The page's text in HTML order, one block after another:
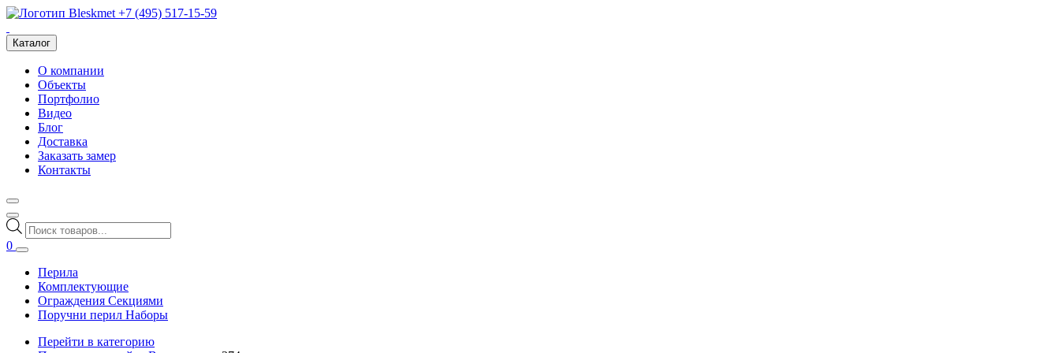
+7 (495) 517-15-59
Каталог
О компании
Объекты
Портфолио
Видео
Блог
Доставка
Заказать замер
Контакты
Поиск
товаров
0
Перила
Комплектующие
Ограждения Секциями
Поручни перил Наборы
Перейти в категорию